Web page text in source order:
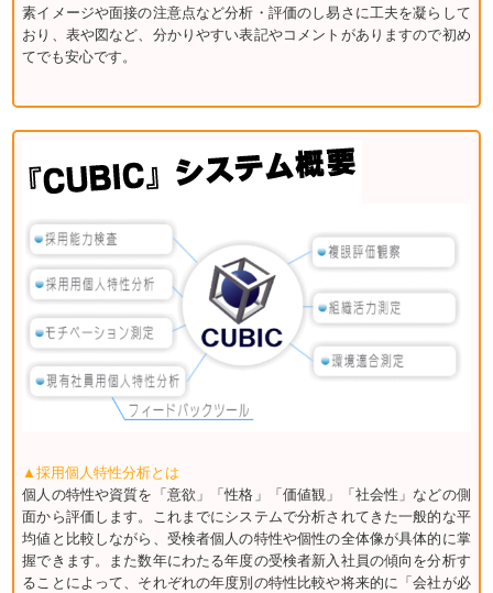
素イメージや面接の注意点など分析・評価のし易さに工夫を凝らして
おり、表や図など、分かりやすい表記やコメントがありますので初め
てでも安心です。
▲採用個人特性分析とは
個人の特性や資質を「意欲」「性格」「価値観」「社会性」などの側
面から評価します。これまでにシステムで分析されてきた一般的な平
均値と比較しながら、受検者個人の特性や個性の全体像が具体的に掌
握できます。また数年にわたる年度の受検者新入社員の傾向を分析す
ることによって、それぞれの年度別の特性比較や将来的に「会社が必